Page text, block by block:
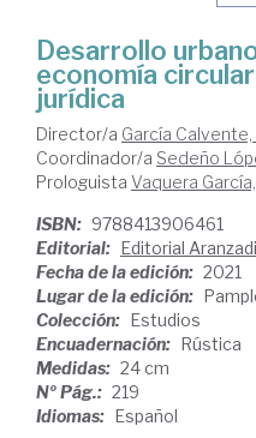
Desarrollo
economía
jurídica
Director/a García Calvente,
Coordinador/a Sedeño
Prologuista Vaquera
ISBN: 9788413906461
Editorial: Editorial Aranzadi
Fecha de la edición: 2021
Lugar de la edición:
Colección: Estudios
Encuadernación: Rústica
Medidas: 24 cm
Nº Pág.: 219
Idiomas: Español